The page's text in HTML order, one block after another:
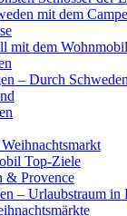
mit dem
mit dem
– Durch
Top-Ziele
& Provence
– Urlaubstraum in